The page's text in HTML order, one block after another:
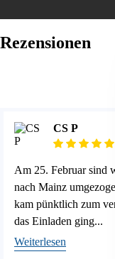
Rezensionen
CS P
Am 25. Februar sind
nach Mainz
kam pünktlich zum
das Einladen ging...
Weiterlesen